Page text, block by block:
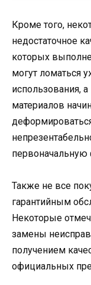
Кроме того,
недостаточное
которых
могут ломаться
использования,
материалов
первоначальную
Также не все
гарантийным
Некоторые
замены
получением
официальных